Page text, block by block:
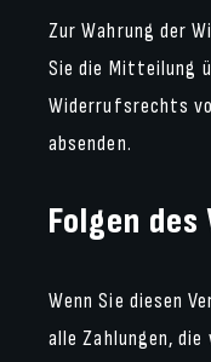
Zur Wahrung der
Sie die Mitteilung
Widerrufsrechts
absenden.
Folgen
Wenn Sie diesen
alle Zahlungen,